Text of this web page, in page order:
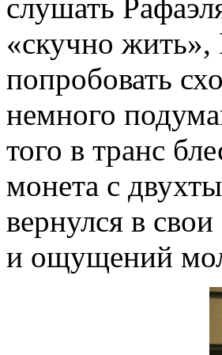
слушать
«скучно жить»,
попробовать
немного
того в транс
монета с
вернулся в
и ощущений